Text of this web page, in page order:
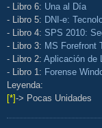
- Libro 6: Una al Día
- Libro 5: DNI-e:
- Libro 4: SPS 2010:
- Libro 3: MS Forefront
- Libro 2: Aplicación de
- Libro 1: Forense
Leyenda:
[*]-> Pocas Unidades